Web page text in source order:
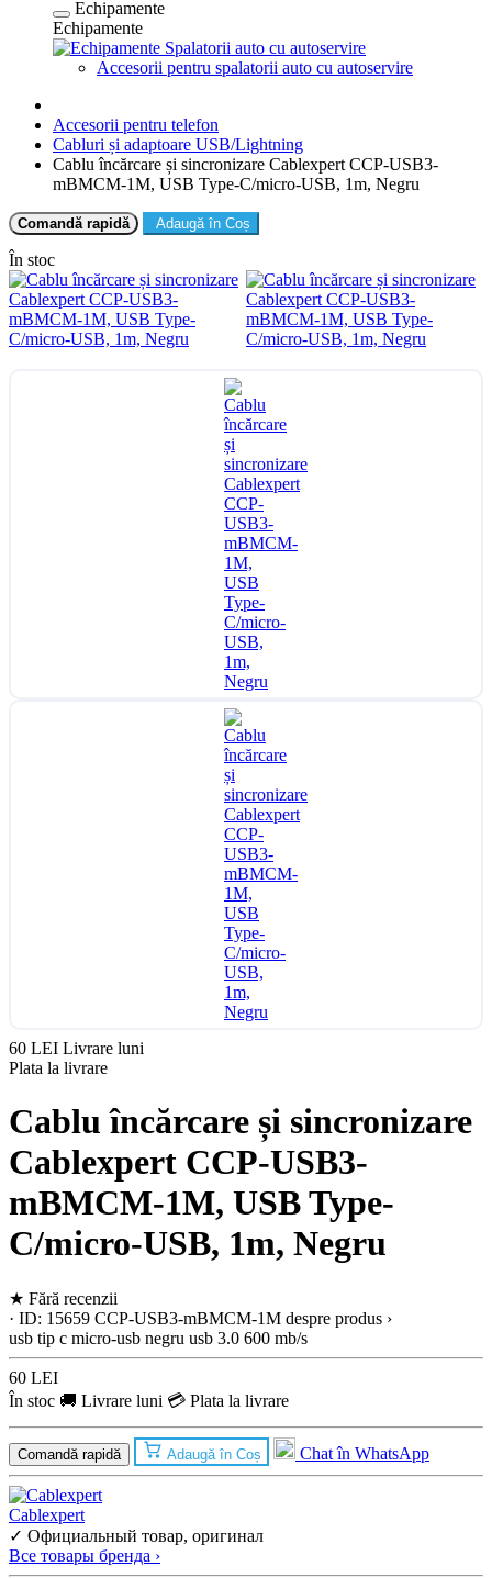
Echipamente
Echipamente
Spalatorii auto cu autoservire
Accesorii pentru spalatorii auto cu autoservire
Accesorii pentru telefon
Cabluri și adaptoare USB/Lightning
Cablu încărcare și sincronizare Cablexpert CCP-USB3-
mBMCM-1M, USB Type-C/micro-USB, 1m, Negru
Comandă rapidă Adaugă în Coș
În stoc
60 LEI Livrare luni
Plata la livrare
Cablu încărcare și sincronizare
Cablexpert CCP-USB3-
mBMCM-1M, USB Type-
C/micro-USB, 1m, Negru
★ Fără recenzii
· ID: 15659 CCP-USB3-mBMCM-1M despre produs ›
usb tip c micro-usb negru usb 3.0 600 mb/s
60 LEI
În stoc 🚚 Livrare luni 💳 Plata la livrare
Comandă rapidă Adaugă în Coș Chat în WhatsApp
Cablexpert
✓ Официальный товар, оригинал
Все товары бренда ›